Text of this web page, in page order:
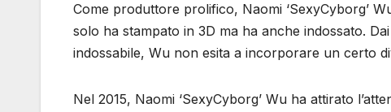
Come produttore prolifico, Naomi ‘SexyCyborg’
solo ha stampato in 3D ma ha anche indossato.
indossabile, Wu non esita a incorporare un certo
Nel 2015, Naomi ‘SexyCyborg’ Wu ha attirato